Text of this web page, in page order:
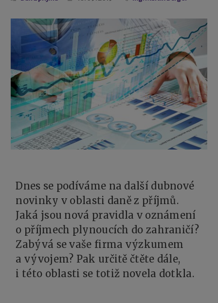
Dnes se podíváme na další dubnové
novinky v oblasti daně z příjmů.
Jaká jsou nová pravidla v oznámení
o příjmech plynoucích do zahraničí?
Zabývá se vaše firma výzkumem
a vývojem? Pak určitě čtěte dále,
i této oblasti se totiž novela dotkla.